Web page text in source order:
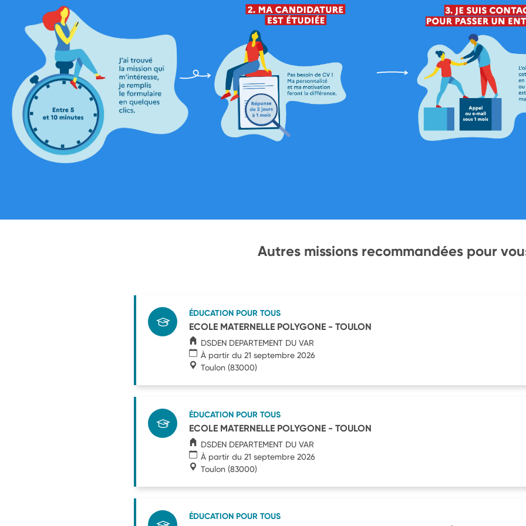
Autres missions recommandées pour
ÉDUCATION POUR TOUS
ECOLE MATERNELLE POLYGONE - TOULON
DSDEN DEPARTEMENT DU VAR
À partir du 21 septembre 2026
Toulon (83000)
ÉDUCATION POUR TOUS
ECOLE MATERNELLE POLYGONE - TOULON
DSDEN DEPARTEMENT DU VAR
À partir du 21 septembre 2026
Toulon (83000)
ÉDUCATION POUR TOUS